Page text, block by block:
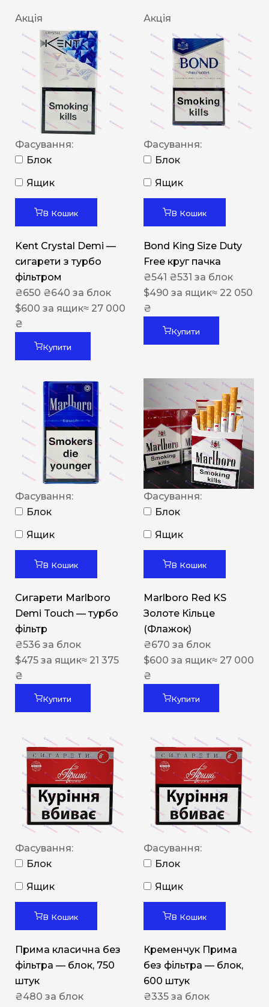
Акція
Фасування:
Блок
Ящик
В Кошик
Kent Crystal Demi —
сигарети з турбо
фільтром
₴650 ₴640 за блок
$600 за ящик≈ 27 000
₴
Купити
Акція
Фасування:
Блок
Ящик
В Кошик
Bond King Size Duty
Free круг пачка
₴541 ₴531 за блок
$490 за ящик≈ 22 050
₴
Купити
Фасування:
Блок
Ящик
В Кошик
Сигарети Marlboro
Demi Touch — турбо
фільтр
₴536 за блок
$475 за ящик≈ 21 375
₴
Купити
Фасування:
Блок
Ящик
В Кошик
Marlboro Red KS
Золоте Кільце
(Флажок)
₴670 за блок
$600 за ящик≈ 27 000
₴
Купити
Фасування:
Блок
Ящик
В Кошик
Прима класична без
фільтра — блок, 750
штук
₴480 за блок
Фасування:
Блок
Ящик
В Кошик
Кременчук Прима
без фільтра — блок,
600 штук
₴335 за блок